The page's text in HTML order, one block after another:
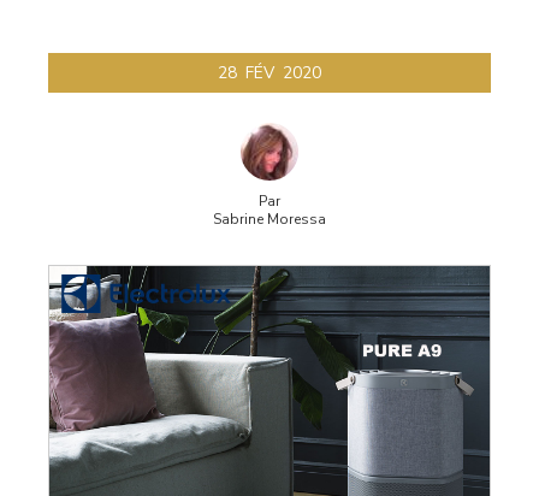
28 FÉV 2020
Par
Sabrine Moressa